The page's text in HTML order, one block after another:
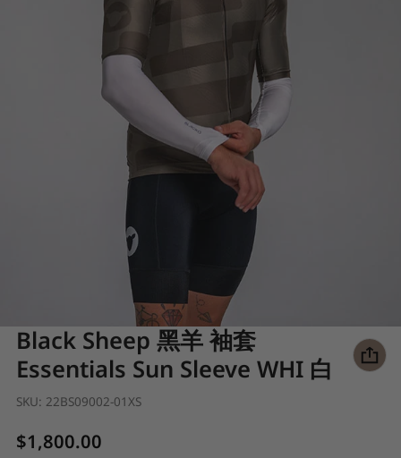
Black Sheep 黑羊 袖套
Essentials Sun Sleeve WHI 白
SKU: 22BS09002-01XS
Regular price
$1,800.00